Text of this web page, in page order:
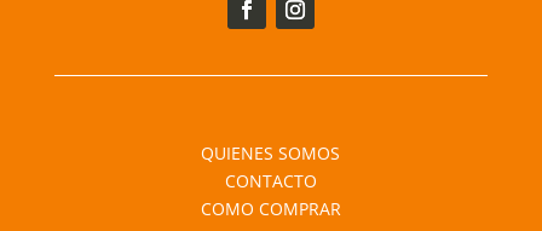
QUIENES SOMOS
CONTACTO
COMO COMPRAR